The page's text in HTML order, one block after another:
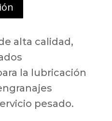
alta calidad,
la lubricación
pesado.